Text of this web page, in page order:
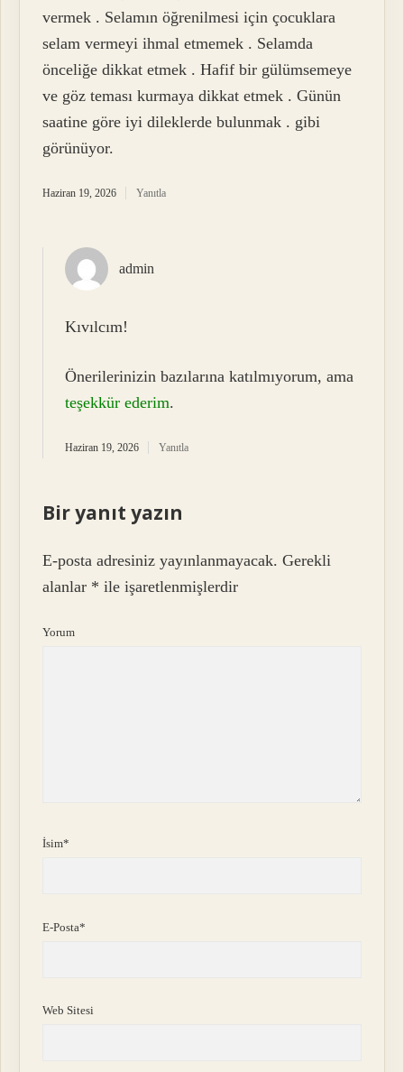
vermek . Selamın öğrenilmesi için çocuklara
selam vermeyi ihmal etmemek . Selamda
önceliğe dikkat etmek . Hafif bir gülümsemeye
ve göz teması kurmaya dikkat etmek . Günün
saatine göre iyi dileklerde bulunmak . gibi
görünüyor.
Haziran 19, 2026 Yanıtla
admin
Kıvılcım!
Önerilerinizin bazılarına katılmıyorum, ama
teşekkür ederim.
Haziran 19, 2026 Yanıtla
Bir yanıt yazın
E-posta adresiniz yayınlanmayacak. Gerekli
alanlar * ile işaretlenmişlerdir
Yorum
İsim*
E-Posta*
Web Sitesi